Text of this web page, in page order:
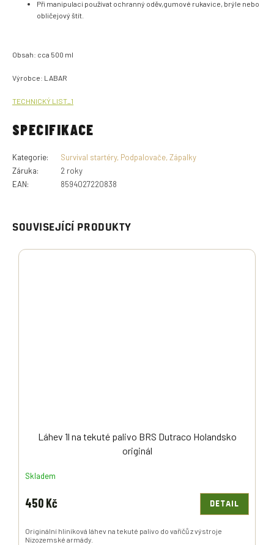
SOUVISEJÍCÍ PRODUKTY
Láhev 1l na tekuté palivo BRS Dutraco Holandsko
originál
Skladem
450 Kč DETAIL
Originální hliníková láhev na tekuté palivo do vařičů z výstroje
Nizozemské armády.
Při manipulaci používat ochranný oděv,gumové rukavice, brýle nebo
obličejový štít.
Obsah: cca 500 ml
Výrobce: LABAR
TECHNICKÝ LIST_1
SPECIFIKACE
Kategorie:
Survival startéry, Podpalovače, Zápalky
Záruka:
2 roky
EAN: 8594027220838